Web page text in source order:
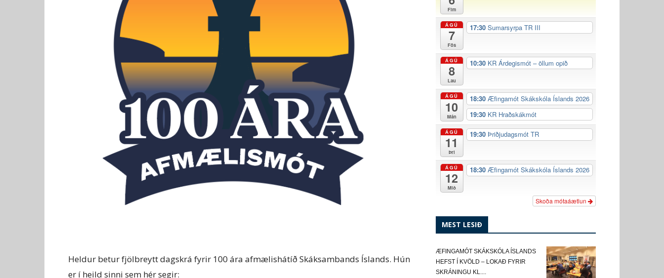
Heldur betur fjölbreytt dagskrá fyrir 100 ára afmælishátíð Skáksambands Íslands. Hún
er í heild sinni sem hér segir:
Fim
ÁGÚ
7
Fös
17:30 Sumarsyrpa TR III
ÁGÚ
8
Lau
10:30 KR Árdegismót – öllum opið
ÁGÚ
10
Mán
18:30 Æfingamót Skákskóla Íslands 2026
19:30 KR Hraðskákmót
ÁGÚ
11
Þri
19:30 Þriðjudagsmót TR
ÁGÚ
12
Mið
18:30 Æfingamót Skákskóla Íslands 2026
Skoða mótaáætlun
MEST LESIÐ
ÆFINGAMÓT SKÁKSKÓLA ÍSLANDS
HEFST Í KVÖLD – LOKAÐ FYRIR
SKRÁNINGU KL....